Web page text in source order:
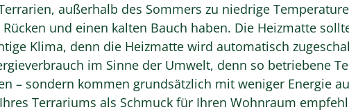
außerhalb des Sommers zu niedrige
und einen kalten Bauch haben. Die Heizmatte
Klima, denn die Heizmatte wird automatisch
im Sinne der Umwelt, denn so betriebene
– sondern kommen grundsätzlich mit weniger Energie
Terrariums als Schmuck für Ihren Wohnraum